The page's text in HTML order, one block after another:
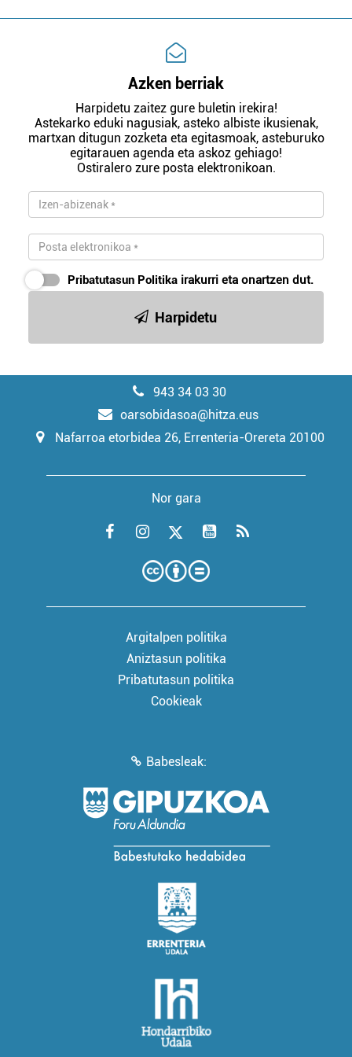
Azken berriak
Harpidetu zaitez gure buletin irekira!
Astekarko eduki nagusiak, asteko albiste ikusienak,
martxan ditugun zozketa eta egitasmoak, asteburuko
egitarauen agenda eta askoz gehiago!
Ostiralero zure posta elektronikoan.
Pribatutasun Politika irakurri eta onartzen dut.
Harpidetu
943 34 03 30
oarsobidasoa@hitza.eus
Nafarroa etorbidea 26, Errenteria-Orereta 20100
Nor gara
Argitalpen politika
Aniztasun politika
Pribatutasun politika
Cookieak
Babesleak: